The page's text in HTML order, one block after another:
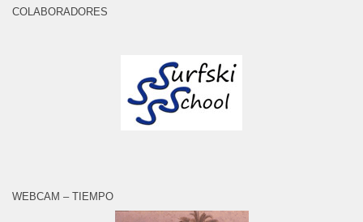
COLABORADORES
WEBCAM – TIEMPO